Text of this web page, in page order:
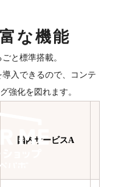
な機能
と標準搭載。
導入できるので、コンテ
強化を図れます。
国内サービスA